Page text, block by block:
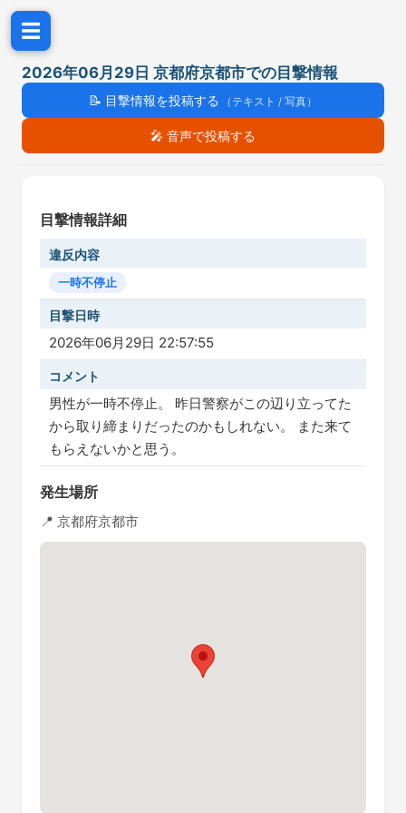
☰
2026年06月29日 京都府京都市での目撃情報
📝 目撃情報を投稿する （テキスト / 写真）
🎤 音声で投稿する
目撃情報詳細
違反内容
一時不停止
目撃日時
2026年06月29日 22:57:55
コメント
男性が一時不停止。 昨日警察がこの辺り立ってた
から取り締まりだったのかもしれない。 また来て
もらえないかと思う。
発生場所
📍 京都府京都市